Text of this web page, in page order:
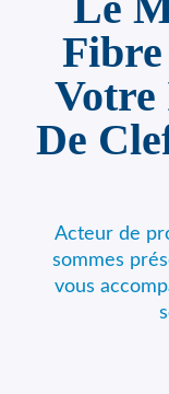
De
Acteur de
sommes
vous